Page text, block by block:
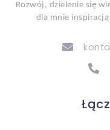
Rozwój, dzielenie się
dla mnie